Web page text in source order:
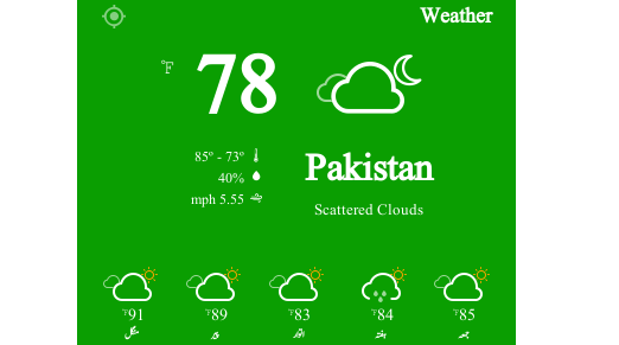
Weather
Pakistan
Scattered Clouds
78
℉
85º - 73º
40%
5.55 mph
85
℉
جمعہ
84
℉
ہفتہ
83
℉
اتوار
89
℉
پیر
91
℉
منگل